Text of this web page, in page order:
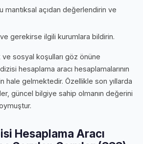
mantıksal açıdan değerlendirin ve
gerekirse ilgili kurumlara bildirin.
sosyal koşulları göz önüne
hesaplama aracı hesaplamalarının
hale gelmektedir. Özellikle son yıllarda
güncel bilgiye sahip olmanın değerini
Hesaplama Aracı